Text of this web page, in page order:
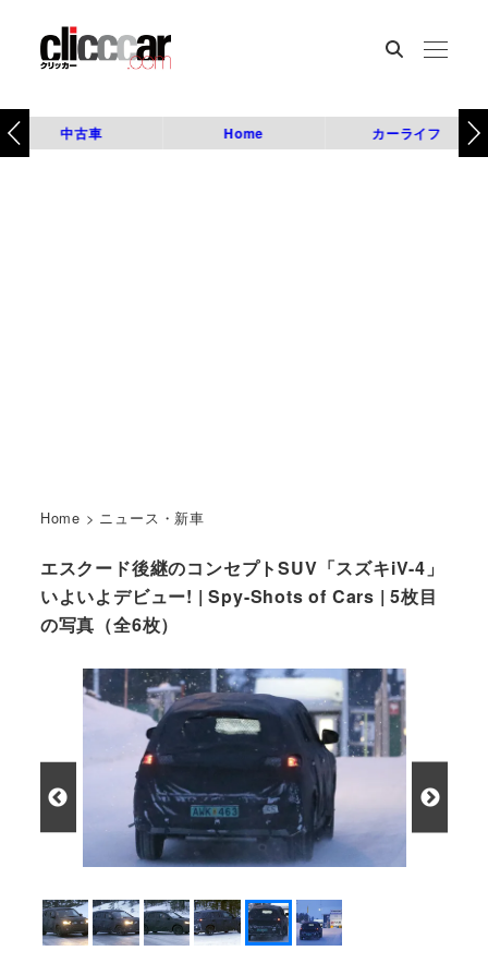
中古車 Home カーライフ
Home > ニュース・新車
エスクード後継のコンセプトSUV「スズキiV-4」
いよいよデビュー! | Spy-Shots of Cars | 5枚目
の写真（全6枚）